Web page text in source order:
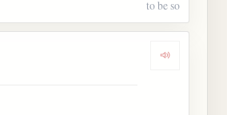
to be so
Dengarkan